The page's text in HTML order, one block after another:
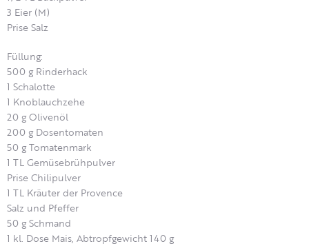
3 Eier (M)
Prise Salz
Füllung:
500 g Rinderhack
1 Schalotte
1 Knoblauchzehe
20 g Olivenöl
200 g Dosentomaten
50 g Tomatenmark
1 TL Gemüsebrühpulver
Prise Chilipulver
1 TL Kräuter der Provence
Salz und Pfeffer
50 g Schmand
1 kl. Dose Mais, Abtropfgewicht 140 g